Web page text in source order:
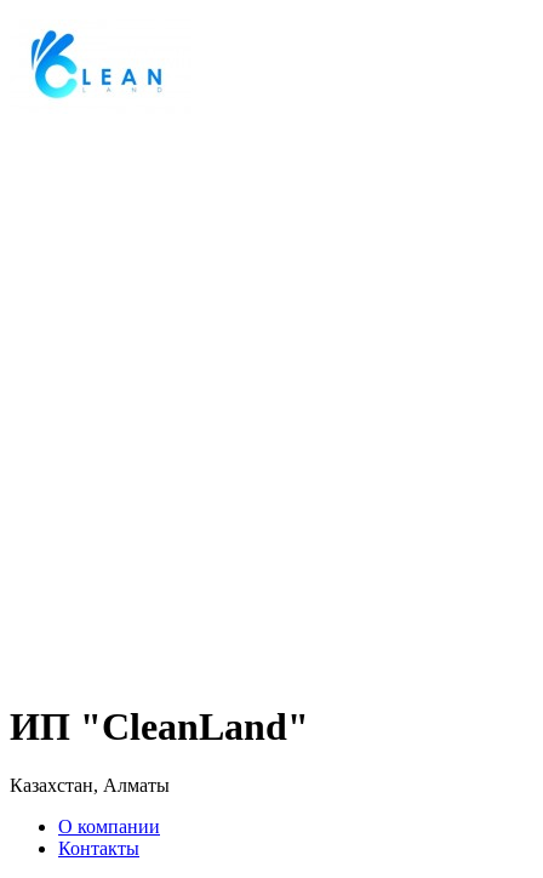
ИП "CleanLand"
Казахстан, Алматы
О компании
Контакты